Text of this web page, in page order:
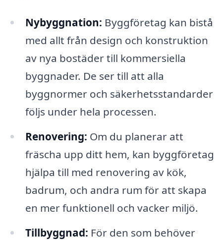
Nybyggnation: Byggföretag kan bistå
med allt från design och konstruktion
av nya bostäder till kommersiella
byggnader. De ser till att alla
byggnormer och säkerhetsstandarder
följs under hela processen.
Renovering: Om du planerar att
fräscha upp ditt hem, kan byggföretag
hjälpa till med renovering av kök,
badrum, och andra rum för att skapa
en mer funktionell och vacker miljö.
Tillbyggnad: För den som behöver